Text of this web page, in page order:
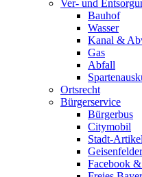
Ver- und
Bauhof
Wasser
Kanal &
Gas
Abfall
Ortsrecht
Bürgerservice
Bürgerbus
Citymobil
Stadt-Artikel
Facebook